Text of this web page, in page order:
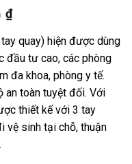
₫.
₫Giá
hiện
tại
là:
6.900.000 ₫.
quay) hiện được dùng
đầu tư cao, các phòng
đa khoa, phòng y tế.
an toàn tuyệt đối. Với
thiết kế với 3 tay
vệ sinh tại chỗ, thuận